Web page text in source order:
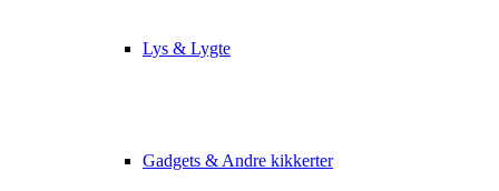
Lys & Lygte
Gadgets & Andre kikkerter